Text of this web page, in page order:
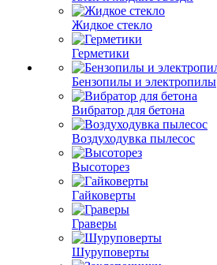
Жидкое стекло
Герметики
Бензопилы и электропилы
Вибратор для бетона
Воздуходувка пылесос
Высоторез
Гайковерты
Граверы
Шуруповерты